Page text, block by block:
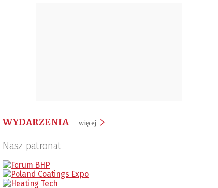
WYDARZENIA więcej
Nasz patronat